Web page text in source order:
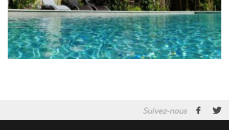
Suivez-nous